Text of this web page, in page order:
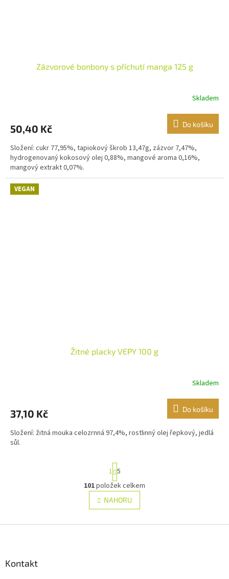
Zázvorové bonbony s příchutí manga 125 g
Skladem
50,40 Kč Do košíku
Složení: cukr 77,95%, tapiokový škrob 13,47g, zázvor 7,47%,
hydrogenovaný kokosový olej 0,88%, mangové aroma 0,16%,
mangový extrakt 0,07%.
VEGAN
Žitné placky VEPY 100 g
Skladem
37,10 Kč Do košíku
Složení: žitná mouka celozrnná 97,4%, rostlinný olej řepkový, jedlá
sůl.
O
v
l
d
S
t
r
á
n
k
v
1 5
101položek celkem
NAHORU
Kontakt